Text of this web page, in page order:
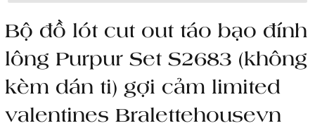
Bộ đồ lót cut out táo bạo đính
lông Purpur Set S2683 (không
kèm dán ti) gợi cảm limited
valentines Bralettehousevn